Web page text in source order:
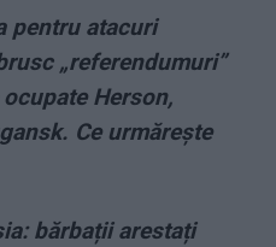
pentru atacuri
„referendumuri”
Herson,
Ce urmărește
bărbații arestați